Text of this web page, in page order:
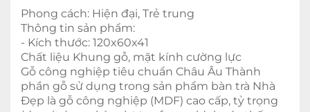
Phong cách: Hiện đại, Trẻ trung
Thông tin sản phẩm:
- Kích thước: 120x60x41
Chất liệu Khung gỗ, mặt kính cường lực
Gỗ công nghiệp tiêu chuẩn Châu Âu Thành
phần gỗ sử dụng trong sản phẩm bàn trà Nhà
Đẹp là gỗ công nghiệp (MDF) cao cấp, tỷ trọng